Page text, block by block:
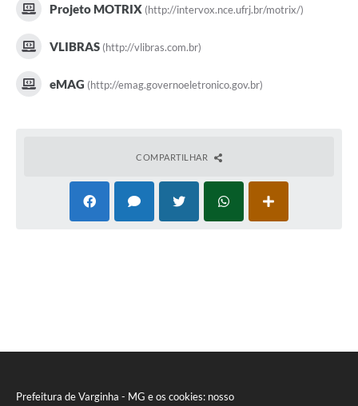
Prefeitura de Varginha - MG e os cookies: nosso
Projeto MOTRIX (http://intervox.nce.ufrj.br/motrix/)
VLIBRAS (http://vlibras.com.br)
eMAG (http://emag.governoeletronico.gov.br)
COMPARTILHAR